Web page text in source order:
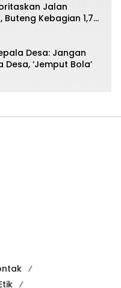
Jalan
Kebagian 1,7
Desa: Jangan
‘Jemput Bola’